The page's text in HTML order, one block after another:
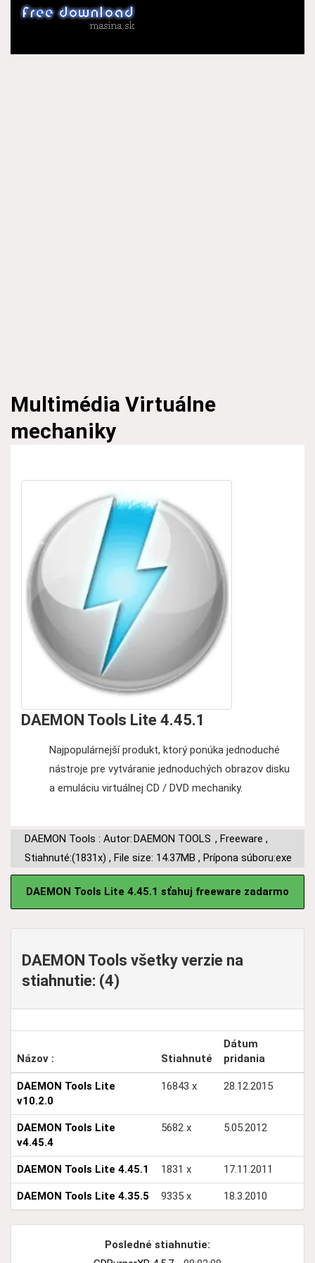
Multimédia Virtuálne
mechaniky
DAEMON Tools Lite 4.45.1
Najpopulárnejší produkt, ktorý ponúka jednoduché
nástroje pre vytváranie jednoduchých obrazov disku
a emuláciu virtuálnej CD / DVD mechaniky.
DAEMON Tools : Autor:DAEMON TOOLS , Freeware ,
Stiahnuté:(1831x) , File size: 14.37MB , Prípona súboru:exe
DAEMON Tools Lite 4.45.1 sťahuj freeware zadarmo
DAEMON Tools všetky verzie na
stiahnutie: (4)
Názov : Stiahnuté
Dátum
pridania
DAEMON Tools Lite
v10.2.0
16843 x 28.12.2015
DAEMON Tools Lite
v4.45.4
5682 x 5.05.2012
DAEMON Tools Lite 4.45.1 1831 x 17.11.2011
DAEMON Tools Lite 4.35.5 9335 x 18.3.2010
Posledné stiahnutie: